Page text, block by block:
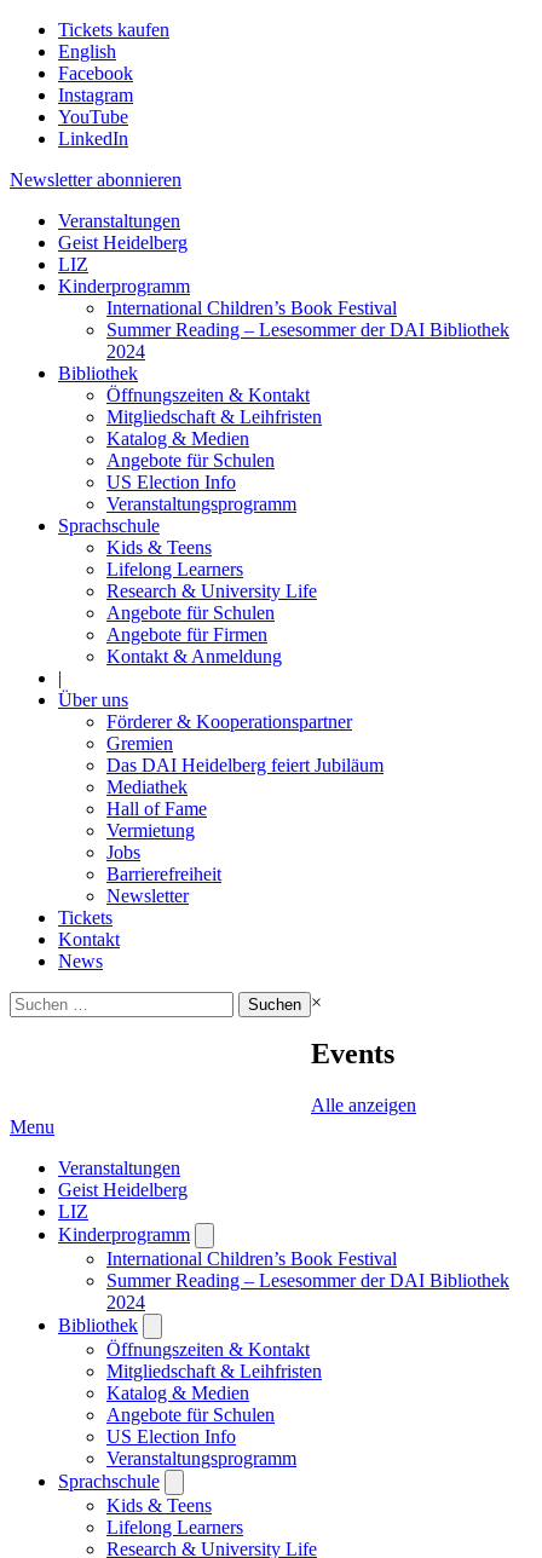
Tickets kaufen
English
Facebook
Instagram
YouTube
LinkedIn
Newsletter abonnieren
Veranstaltungen
Geist Heidelberg
LIZ
Kinderprogramm
International Children’s Book Festival
Summer Reading – Lesesommer der DAI Bibliothek
2024
Bibliothek
Öffnungszeiten & Kontakt
Mitgliedschaft & Leihfristen
Katalog & Medien
Angebote für Schulen
US Election Info
Veranstaltungsprogramm
Sprachschule
Kids & Teens
Lifelong Learners
Research & University Life
Angebote für Schulen
Angebote für Firmen
Kontakt & Anmeldung
|
Über uns
Förderer & Kooperationspartner
Gremien
Das DAI Heidelberg feiert Jubiläum
Mediathek
Hall of Fame
Vermietung
Jobs
Barrierefreiheit
Newsletter
Tickets
Kontakt
News
Suchen
nach:
×
Events
Alle anzeigen
Menu
Veranstaltungen
Geist Heidelberg
LIZ
Kinderprogramm
submenu
International Children’s Book Festival
Summer Reading – Lesesommer der DAI Bibliothek
2024
Bibliothek
submenu
Öffnungszeiten & Kontakt
Mitgliedschaft & Leihfristen
Katalog & Medien
Angebote für Schulen
US Election Info
Veranstaltungsprogramm
Sprachschule
submenu
Kids & Teens
Lifelong Learners
Research & University Life